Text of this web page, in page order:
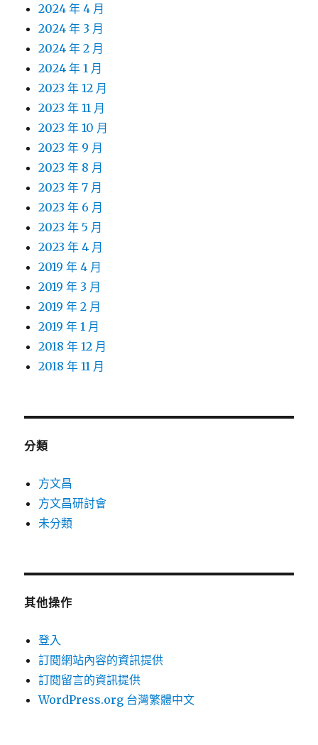
2024 年 4 月
2024 年 3 月
2024 年 2 月
2024 年 1 月
2023 年 12 月
2023 年 11 月
2023 年 10 月
2023 年 9 月
2023 年 8 月
2023 年 7 月
2023 年 6 月
2023 年 5 月
2023 年 4 月
2019 年 4 月
2019 年 3 月
2019 年 2 月
2019 年 1 月
2018 年 12 月
2018 年 11 月
分類
方文昌
方文昌研討會
未分類
其他操作
登入
訂閱網站內容的資訊提供
訂閱留言的資訊提供
WordPress.org 台灣繁體中文